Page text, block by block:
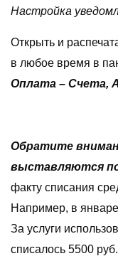
Настройка
Открыть и
в любое время в
Оплата – Счета,
Обратите
выставляются
факту списания
Например, в
За услуги
списалось 5500